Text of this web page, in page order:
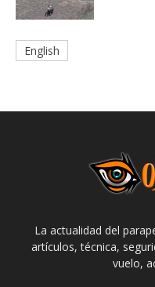
English
La actualidad del
artículos, técnica,
vuelo,